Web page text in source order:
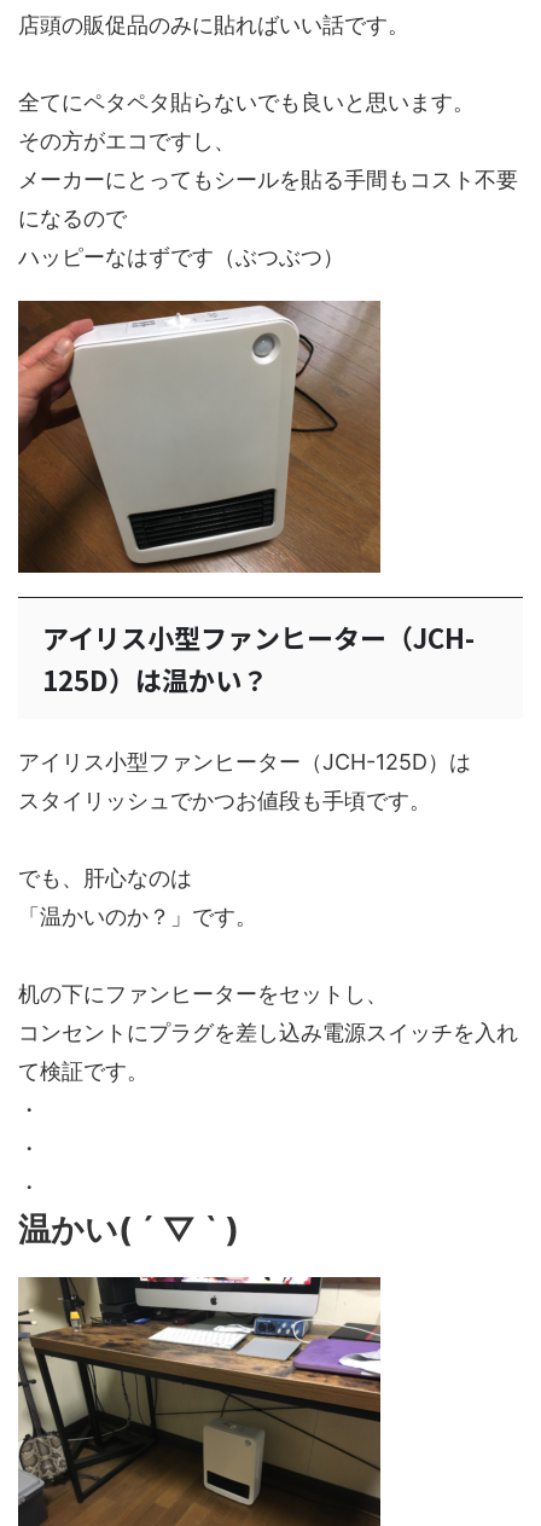
店頭の販促品のみに貼ればいい話です。
全てにペタペタ貼らないでも良いと思います。
その方がエコですし、
メーカーにとってもシールを貼る手間もコスト不要
になるので
ハッピーなはずです（ぶつぶつ）
アイリス小型ファンヒーター（JCH-
125D）は温かい？
アイリス小型ファンヒーター（JCH-125D）は
スタイリッシュでかつお値段も手頃です。
でも、肝心なのは
「温かいのか？」です。
机の下にファンヒーターをセットし、
コンセントにプラグを差し込み電源スイッチを入れ
て検証です。
・
・
・
温かい( ´ ▽ ` )